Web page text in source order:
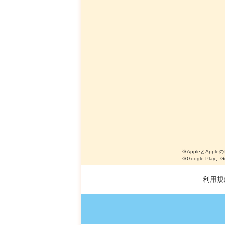
※AppleとAppleの
※Google Play、
利用